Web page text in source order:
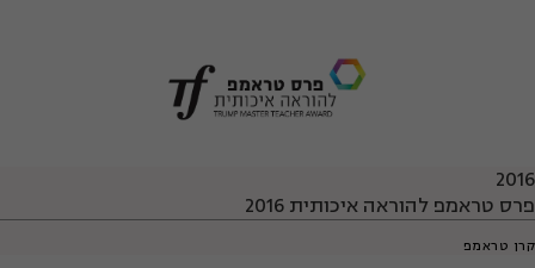
2016
פרס טראמפ להוראה איכותית 2016
קרן טראמפ